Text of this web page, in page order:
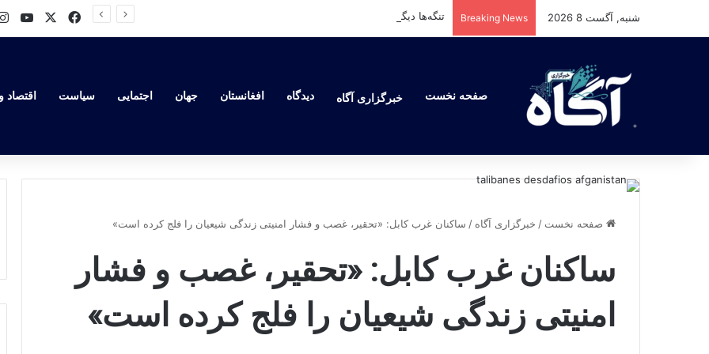
شنبه, آگست 8 2026 Breaking News تنگه‌ها دیگر امن نیستند Facebook
صفحه نخست خبرگزاری آگاه دیدگاه افغانستان جهان اجتمایی سیاست اقتصاد
صفحه نخست / خبرگزاری آگاه / ساکنان غرب کابل: «تحقیر، غصب و فشار امنیتی زندگی شیعیان را فلج کرده است»
ساکنان غرب کابل: «تحقیر، غصب و فشار
امنیتی زندگی شیعیان را فلج کرده است»